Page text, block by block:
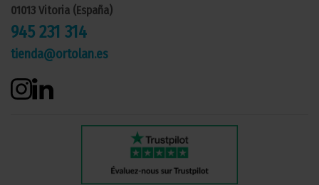
01013 Vitoria (España)
945 231 314
tienda@ortolan.es